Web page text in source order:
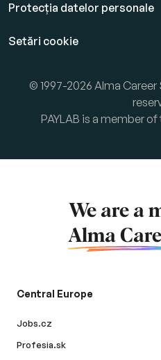
Protecția datelor personale
Setări cookie
© 1997-2026 Alma Career
PAYLAB is a member of
We are a
Alma
Central Europe
Jobs.cz
Profesia.sk